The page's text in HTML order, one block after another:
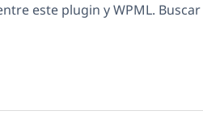
este plugin y WPML. Buscar